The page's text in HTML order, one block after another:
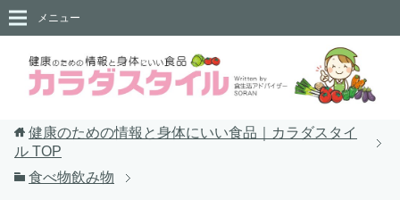
メニュー
健康のための情報と身体にいい食品｜カラダスタイ
ル TOP
食べ物飲み物